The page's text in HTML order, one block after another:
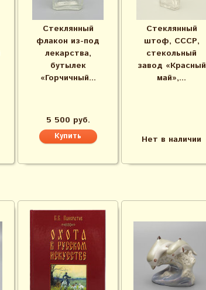
Стеклянный
флакон из-под
лекарства,
бутылек
«Горчичный...
5 500 руб.
Стеклянный
штоф, СССР,
стекольный
завод «Красный
май»,...
Нет в наличии